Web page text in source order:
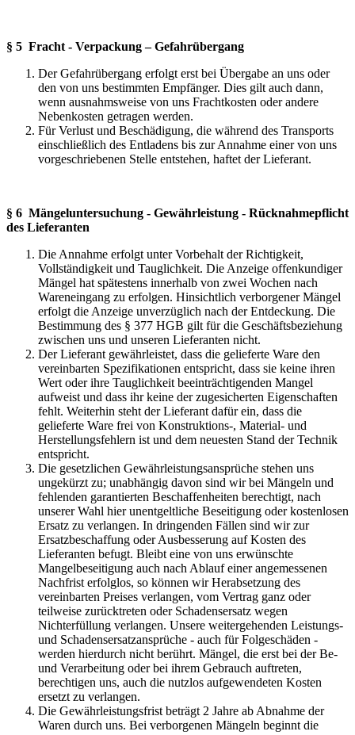
§ 5 Fracht - Verpackung – Gefahrübergang
Der Gefahrübergang erfolgt erst bei Übergabe an uns oder
den von uns bestimmten Empfänger. Dies gilt auch dann,
wenn ausnahmsweise von uns Frachtkosten oder andere
Nebenkosten getragen werden.
Für Verlust und Beschädigung, die während des Transports
einschließlich des Entladens bis zur Annahme einer von uns
vorgeschriebenen Stelle entstehen, haftet der Lieferant.
§ 6 Mängeluntersuchung - Gewährleistung - Rücknahmepflicht
des Lieferanten
Die Annahme erfolgt unter Vorbehalt der Richtigkeit,
Vollständigkeit und Tauglichkeit. Die Anzeige offenkundiger
Mängel hat spätestens innerhalb von zwei Wochen nach
Wareneingang zu erfolgen. Hinsichtlich verborgener Mängel
erfolgt die Anzeige unverzüglich nach der Entdeckung. Die
Bestimmung des § 377 HGB gilt für die Geschäftsbeziehung
zwischen uns und unseren Lieferanten nicht.
Der Lieferant gewährleistet, dass die gelieferte Ware den
vereinbarten Spezifikationen entspricht, dass sie keine ihren
Wert oder ihre Tauglichkeit beeinträchtigenden Mangel
aufweist und dass ihr keine der zugesicherten Eigenschaften
fehlt. Weiterhin steht der Lieferant dafür ein, dass die
gelieferte Ware frei von Konstruktions-, Material- und
Herstellungsfehlern ist und dem neuesten Stand der Technik
entspricht.
Die gesetzlichen Gewährleistungsansprüche stehen uns
ungekürzt zu; unabhängig davon sind wir bei Mängeln und
fehlenden garantierten Beschaffenheiten berechtigt, nach
unserer Wahl hier unentgeltliche Beseitigung oder kostenlosen
Ersatz zu verlangen. In dringenden Fällen sind wir zur
Ersatzbeschaffung oder Ausbesserung auf Kosten des
Lieferanten befugt. Bleibt eine von uns erwünschte
Mangelbeseitigung auch nach Ablauf einer angemessenen
Nachfrist erfolglos, so können wir Herabsetzung des
vereinbarten Preises verlangen, vom Vertrag ganz oder
teilweise zurücktreten oder Schadensersatz wegen
Nichterfüllung verlangen. Unsere weitergehenden Leistungs-
und Schadensersatzansprüche - auch für Folgeschäden -
werden hierdurch nicht berührt. Mängel, die erst bei der Be-
und Verarbeitung oder bei ihrem Gebrauch auftreten,
berechtigen uns, auch die nutzlos aufgewendeten Kosten
ersetzt zu verlangen.
Die Gewährleistungsfrist beträgt 2 Jahre ab Abnahme der
Waren durch uns. Bei verborgenen Mängeln beginnt die